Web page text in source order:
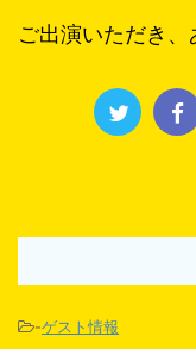
ご出演いただき、
-ゲスト情報